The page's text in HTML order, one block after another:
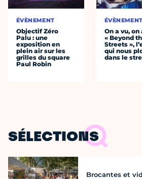
ÉVÈNEMENT
Objectif Zéro
Palu : une
exposition en
plein air sur les
grilles du square
Paul Robin
ÉVÈNEMENT
On a vu,
« Beyond
Streets »,
qui nous
dans le
SÉLECTIONS
Brocantes et